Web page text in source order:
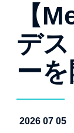
【
デ
ー
2026 07 05